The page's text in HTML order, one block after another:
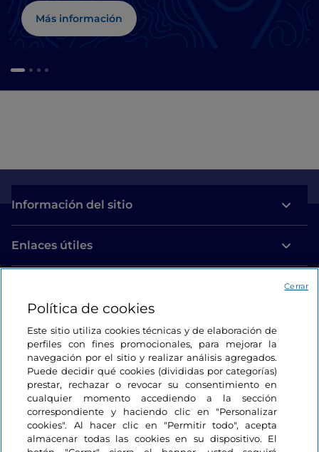
Más información
Información del sitio
Enlaces útiles
Estamos en contacto
Política de cookies
Este sitio utiliza cookies técnicas y de elaboración de
perfiles con fines promocionales, para mejorar la
navegación por el sitio y realizar análisis agregados.
Puede decidir qué cookies (divididas por categorías)
prestar, rechazar o revocar su consentimiento en
cualquier momento accediendo a la sección
correspondiente y haciendo clic en "Personalizar
cookies". Al hacer clic en "Permitir todo", acepta
almacenar todas las cookies en su dispositivo. El
Cerrar